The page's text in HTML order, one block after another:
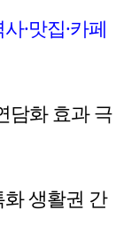
·맛집·카페
담화 효과 극
생활권 간